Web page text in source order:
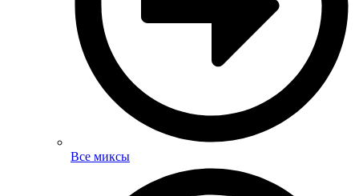
Все миксы